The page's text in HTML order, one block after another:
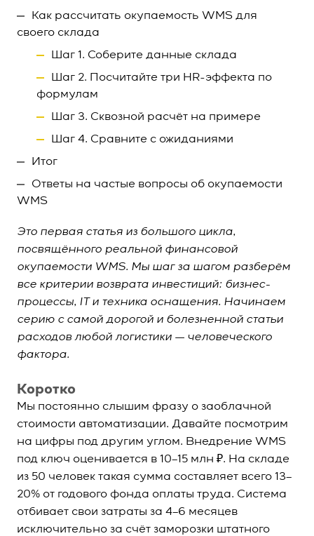
Как рассчитать окупаемость WMS для
своего склада
Шаг 1. Соберите данные склада
Шаг 2. Посчитайте три HR-эффекта по
формулам
Шаг 3. Сквозной расчёт на примере
Шаг 4. Сравните с ожиданиями
Итог
Ответы на частые вопросы об окупаемости
WMS
Это первая статья из большого цикла,
посвящённого реальной финансовой
окупаемости WMS. Мы шаг за шагом разберём
все критерии возврата инвестиций: бизнес-
процессы, IT и техника оснащения. Начинаем
серию с самой дорогой и болезненной статьи
расходов любой логистики — человеческого
фактора.
Коротко
Мы постоянно слышим фразу о заоблачной
стоимости автоматизации. Давайте посмотрим
на цифры под другим углом. Внедрение WMS
под ключ оценивается в 10–15 млн ₽. На складе
из 50 человек такая сумма составляет всего 13–
20% от годового фонда оплаты труда. Система
отбивает свои затраты за 4–6 месяцев
исключительно за счёт заморозки штатного